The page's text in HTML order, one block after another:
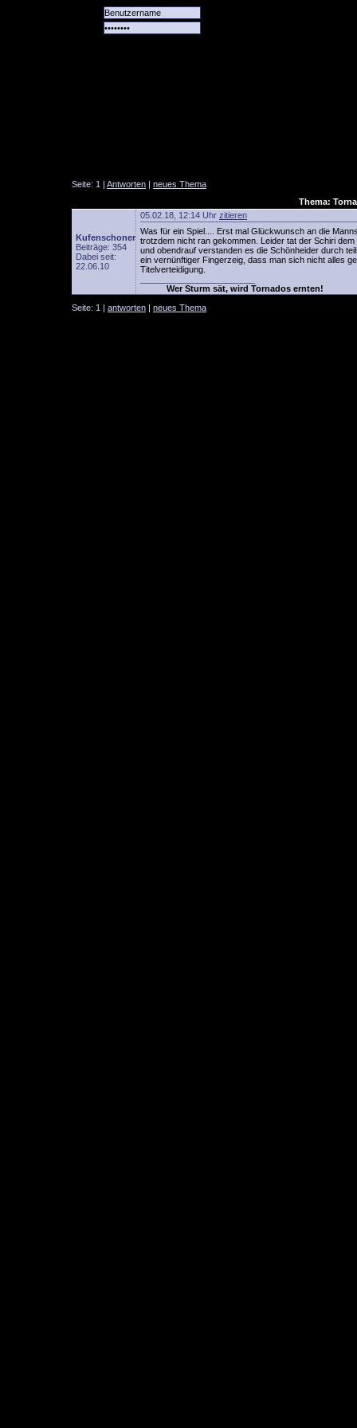
Seite: 1 | Antworten | neues Thema
Thema:
Kufenschoner
Beiträge: 354
Dabei seit:
22.06.10
05.02.18, 12:14 Uhr zitieren
Was für ein Spiel.... Erst mal Glückwunsch an die
trotzdem nicht ran gekommen. Leider tat der Schiri
und obendrauf verstanden es die Schönheider durch
ein vernünftiger Fingerzeig, dass man sich nicht alles
Titelverteidigung.
Wer Sturm sät, wird Tornados ernten!
Seite: 1 | antworten | neues Thema